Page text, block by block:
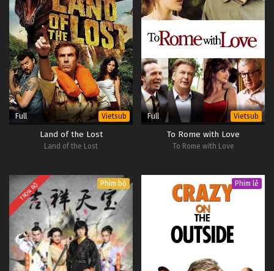
Full Vietsub
Land of the Lost
Land of the Lost
Full Vietsub
To Rome with Love
To Rome with Love
TRỌN BỘ Phim bộ Phim lẻ